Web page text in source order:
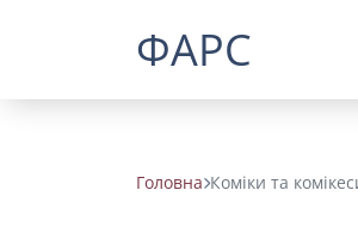
ФАРС
Головна Коміки та